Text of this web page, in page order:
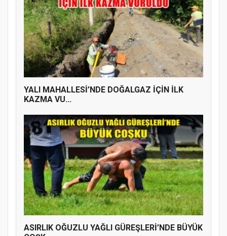
YENİ PARTİ TERME İLÇE BAŞKANLIĞINDA
ÜYE KATILIM PROGRAMI
YALI MAHALLESİ’NDE DOĞALGAZ İÇİN İLK
KAZMA VU...
ASIRLIK OĞUZLU YAĞLI GÜREŞLERİ’NDE BÜYÜK